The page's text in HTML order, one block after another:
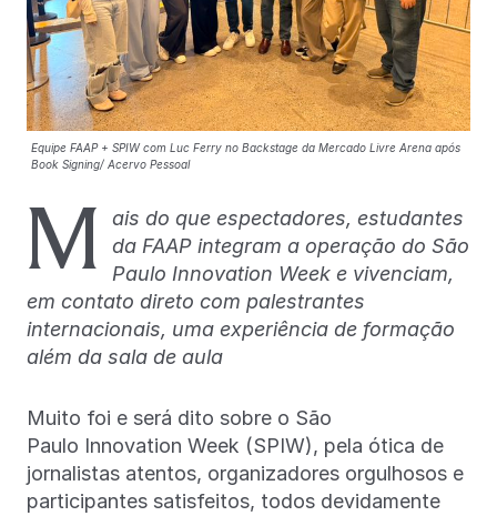
Equipe FAAP + SPIW com Luc Ferry no Backstage da Mercado Livre Arena após
Book Signing/ Acervo Pessoal
M
ais do que espectadores, estudantes
da FAAP integram a operação do São
Paulo Innovation Week e vivenciam,
em contato direto com palestrantes
internacionais, uma experiência de formação
além da sala de aula
Muito foi e será dito sobre o São
Paulo Innovation Week (SPIW), pela ótica de
jornalistas atentos, organizadores orgulhosos e
participantes satisfeitos, todos devidamente